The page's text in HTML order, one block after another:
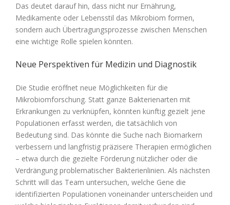
Das deutet darauf hin, dass nicht nur Ernährung,
Medikamente oder Lebensstil das Mikrobiom formen,
sondern auch Übertragungsprozesse zwischen Menschen
eine wichtige Rolle spielen könnten.
Neue Perspektiven für Medizin und Diagnostik
Die Studie eröffnet neue Möglichkeiten für die
Mikrobiomforschung. Statt ganze Bakterienarten mit
Erkrankungen zu verknüpfen, könnten künftig gezielt jene
Populationen erfasst werden, die tatsächlich von
Bedeutung sind. Das könnte die Suche nach Biomarkern
verbessern und langfristig präzisere Therapien ermöglichen
– etwa durch die gezielte Förderung nützlicher oder die
Verdrängung problematischer Bakterienlinien. Als nächsten
Schritt will das Team untersuchen, welche Gene die
identifizierten Populationen voneinander unterscheiden und